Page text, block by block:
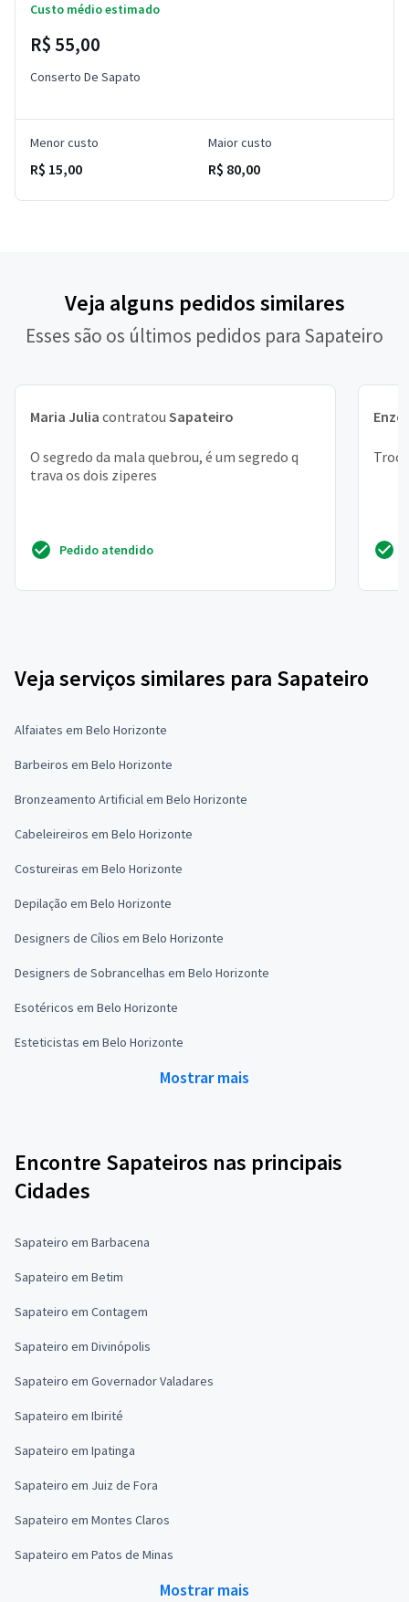
Custo médio estimado
R$ 55,00
Conserto De Sapato
Menor custo
R$ 15,00
Maior custo
R$ 80,00
Veja alguns pedidos similares
Esses são os últimos pedidos para Sapateiro
Maria Julia contratou Sapateiro
O segredo da mala quebrou, é um segredo q
trava os dois ziperes
Pedido atendido
Enzo
Veja serviços similares para Sapateiro
Alfaiates em Belo Horizonte
Barbeiros em Belo Horizonte
Bronzeamento Artificial em Belo Horizonte
Cabeleireiros em Belo Horizonte
Costureiras em Belo Horizonte
Depilação em Belo Horizonte
Designers de Cílios em Belo Horizonte
Designers de Sobrancelhas em Belo Horizonte
Esotéricos em Belo Horizonte
Esteticistas em Belo Horizonte
Mostrar mais
Encontre Sapateiros nas principais
Cidades
Sapateiro em Barbacena
Sapateiro em Betim
Sapateiro em Contagem
Sapateiro em Divinópolis
Sapateiro em Governador Valadares
Sapateiro em Ibirité
Sapateiro em Ipatinga
Sapateiro em Juiz de Fora
Sapateiro em Montes Claros
Sapateiro em Patos de Minas
Mostrar mais